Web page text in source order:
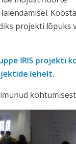
projekti lõpuks
IRIS projekti
lehelt.